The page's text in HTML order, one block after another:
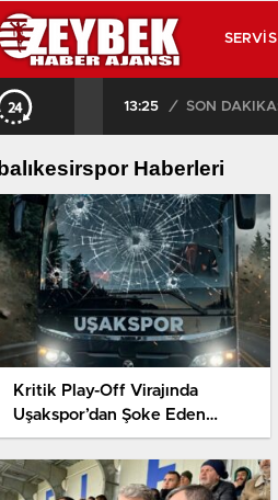
SERVIS
13:25 /
balıkesirspor Haberleri
Kritik Play-Off Virajında
Uşakspor’dan Şoke Eden
Paylaşım: Geçen Yıla ‘Yapay
Zeka’lı Gönderme